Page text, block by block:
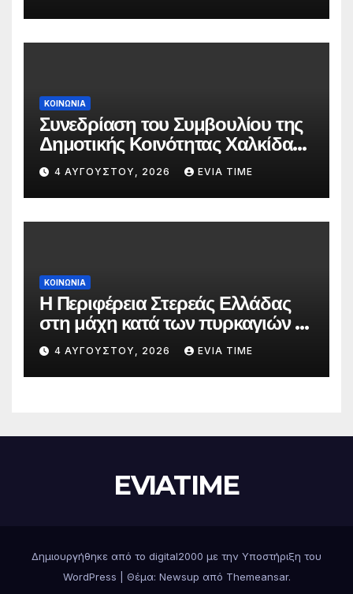
ΚΟΙΝΩΝΙΑ
Συνεδρίαση του Συμβουλίου της
Δημοτικής Κοινότητας Χαλκίδας
την 5 Αυγούστου
4 ΑΥΓΟΎΣΤΟΥ, 2026 EVIA TIME
ΚΟΙΝΩΝΙΑ
Η Περιφέρεια Στερεάς Ελλάδας
στη μάχη κατά των πυρκαγιών –
Δράσεις και στήριξη σε πέντε
περιφερειακές ενότητες
4 ΑΥΓΟΎΣΤΟΥ, 2026 EVIA TIME
EVIATIME
Δημιουργήθηκε από το digital2000 με την Υποστήριξη του
WordPress
Θέμα: Newsup από Themeansar.